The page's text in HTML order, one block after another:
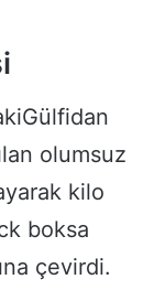
olumsuz
kilo
boksa
çevirdi.